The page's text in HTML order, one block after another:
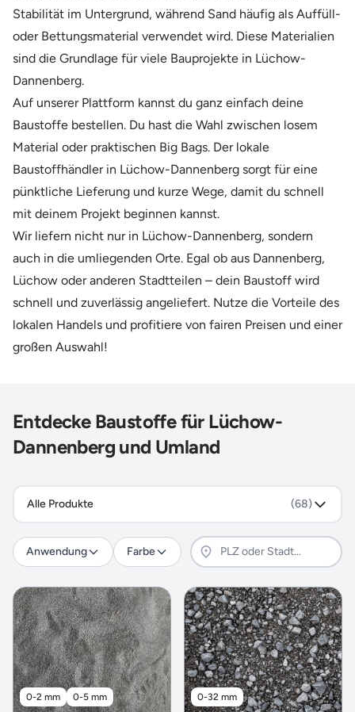
Stabilität im Untergrund, während Sand häufig als Auffüll-
oder Bettungsmaterial verwendet wird. Diese Materialien
sind die Grundlage für viele Bauprojekte in Lüchow-
Dannenberg.
Auf unserer Plattform kannst du ganz einfach deine
Baustoffe bestellen. Du hast die Wahl zwischen losem
Material oder praktischen Big Bags. Der lokale
Baustoffhändler in Lüchow-Dannenberg sorgt für eine
pünktliche Lieferung und kurze Wege, damit du schnell
mit deinem Projekt beginnen kannst.
Wir liefern nicht nur in Lüchow-Dannenberg, sondern
auch in die umliegenden Orte. Egal ob aus Dannenberg,
Lüchow oder anderen Stadtteilen – dein Baustoff wird
schnell und zuverlässig angeliefert. Nutze die Vorteile des
lokalen Handels und profitiere von fairen Preisen und einer
großen Auswahl!
Entdecke Baustoffe für Lüchow-
Dannenberg und Umland
Alle Produkte (68)
Anwendung Farbe
0-2 mm 0-5 mm 0-32 mm